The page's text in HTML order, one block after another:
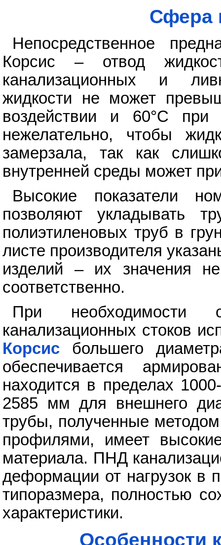
Сфера
Непосредственное
Корсис – отвод
канализационных и
жидкости не может
воздействии и 60°С при
нежелательно, чтобы
замерзала, так как
внутренней среды может
Высокие показатели
позволяют укладывать
полиэтиленовых труб в
листе производителя
изделий – их значения
соответственно.
При необходимости
канализационных стоков
Корсис большего
обеспечивается
находится в пределах
2585 мм для внешнего
трубы, полученные
профилями, имеет
материала. ПНД
деформации от нагрузок в
типоразмера, полностью
характеристики.
Особенности